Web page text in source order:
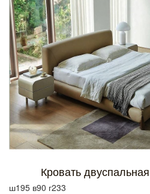
Кровать
ш195 в90 г233